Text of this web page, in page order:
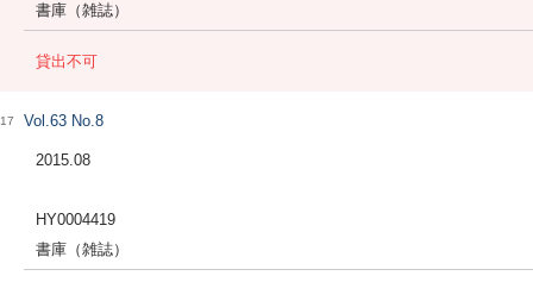
書庫（雑誌）
貸出不可
17 Vol.63 No.8
2015.08
HY0004419
書庫（雑誌）